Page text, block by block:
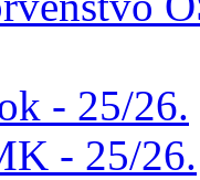
- 25/26.
- 25/26.